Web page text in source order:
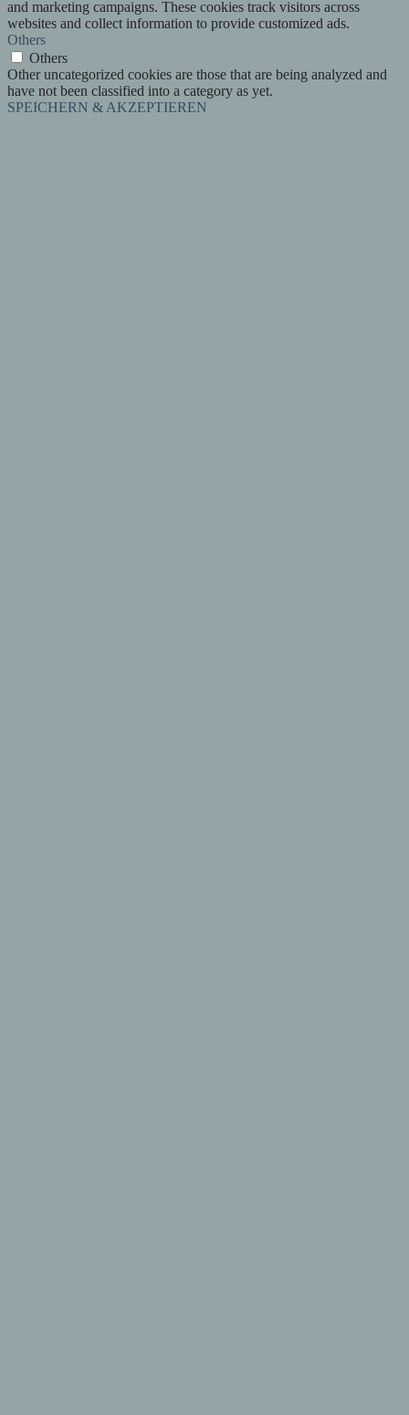
and marketing campaigns. These cookies track visitors across
websites and collect information to provide customized ads.
Others
Others
Other uncategorized cookies are those that are being analyzed and
have not been classified into a category as yet.
SPEICHERN & AKZEPTIEREN